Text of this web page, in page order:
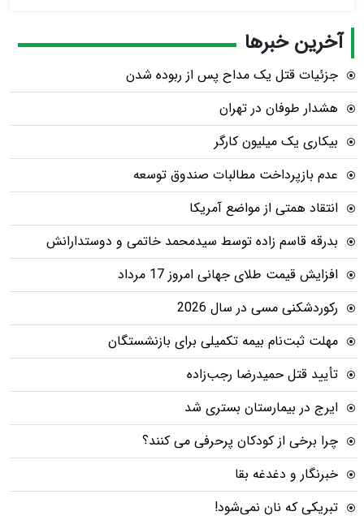
آخرین خبرها
جزئیات قتل یک مداح پس از ربوده شدن
هشدار طوفان در تهران
بیکاری یک میلیون کارگر
عدم بازپرداخت مطالبات صندوق توسعه
انتقاد همتی از مواضع آمریکا
بدرقه قاسم زاده توسط سیدمحمد خاتمی و دوستدارانش
افزایش قیمت طلای جهانی امروز 17 مرداد
رکوردشکنی مسی در سال 2026
مهلت ثبت‌نام بیمه تکمیلی برای بازنشستگان
تأیید قتل حمیدرضا رجب‌زاده
ایرج در بیمارستان بستری شد
چرا برخی از کودکان پرحرفی می کنند؟
خبرنگار و دغدغه بقا
تبریکی که نان نمی‌شود!